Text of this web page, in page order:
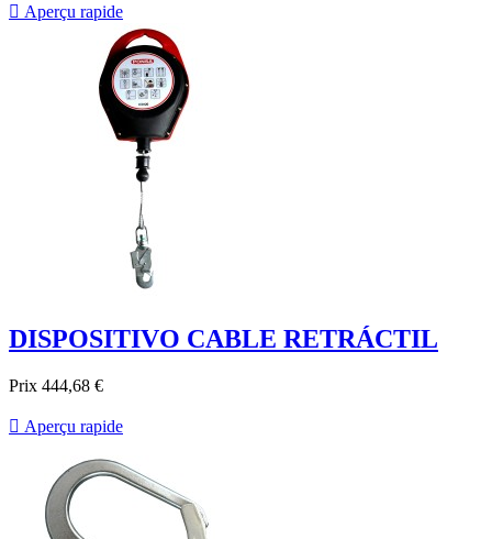
 Aperçu rapide
DISPOSITIVO CABLE RETRÁCTIL
Prix 444,68 €
 Aperçu rapide